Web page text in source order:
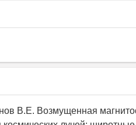
В.E. Возмущенная